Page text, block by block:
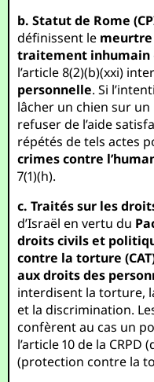
b. Statut de Rome
définissent le
traitement inhumain
l’article 8(2)(b)(xxi)
personnelle. Si
lâcher un chien sur
refuser de l’aide
répétés de tels actes
crimes contre
7(1)(h).
c. Traités sur les
d’Israël en vertu du
droits civils et
contre la torture
aux droits des
interdisent la torture,
et la discrimination.
confèrent au cas un
l’article 10 de la CRPD
(protection contre la